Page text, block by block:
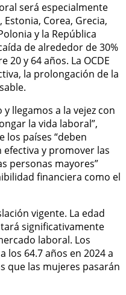
será especialmente
Corea, Grecia,
y la República
de alrededor de 30%
y 64 años. La OCDE
la prolongación de la
llegamos a la vejez con
la vida laboral”,
los países “deben
y promover las
personas mayores”
financiera como el
vigente. La edad
significativamente
laboral. Los
los 64.7 años en 2024 a
que las mujeres pasarán